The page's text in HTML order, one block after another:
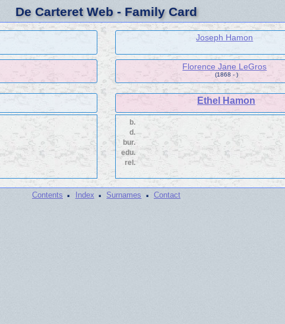
De Carteret Web - Family Card
Joseph Hamon
Florence Jane LeGros
(1868 - )
Ethel Hamon
b.
d.
bur.
edu.
rel.
Contents · Index · Surnames · Contact